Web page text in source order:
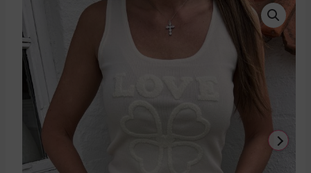
top
antal